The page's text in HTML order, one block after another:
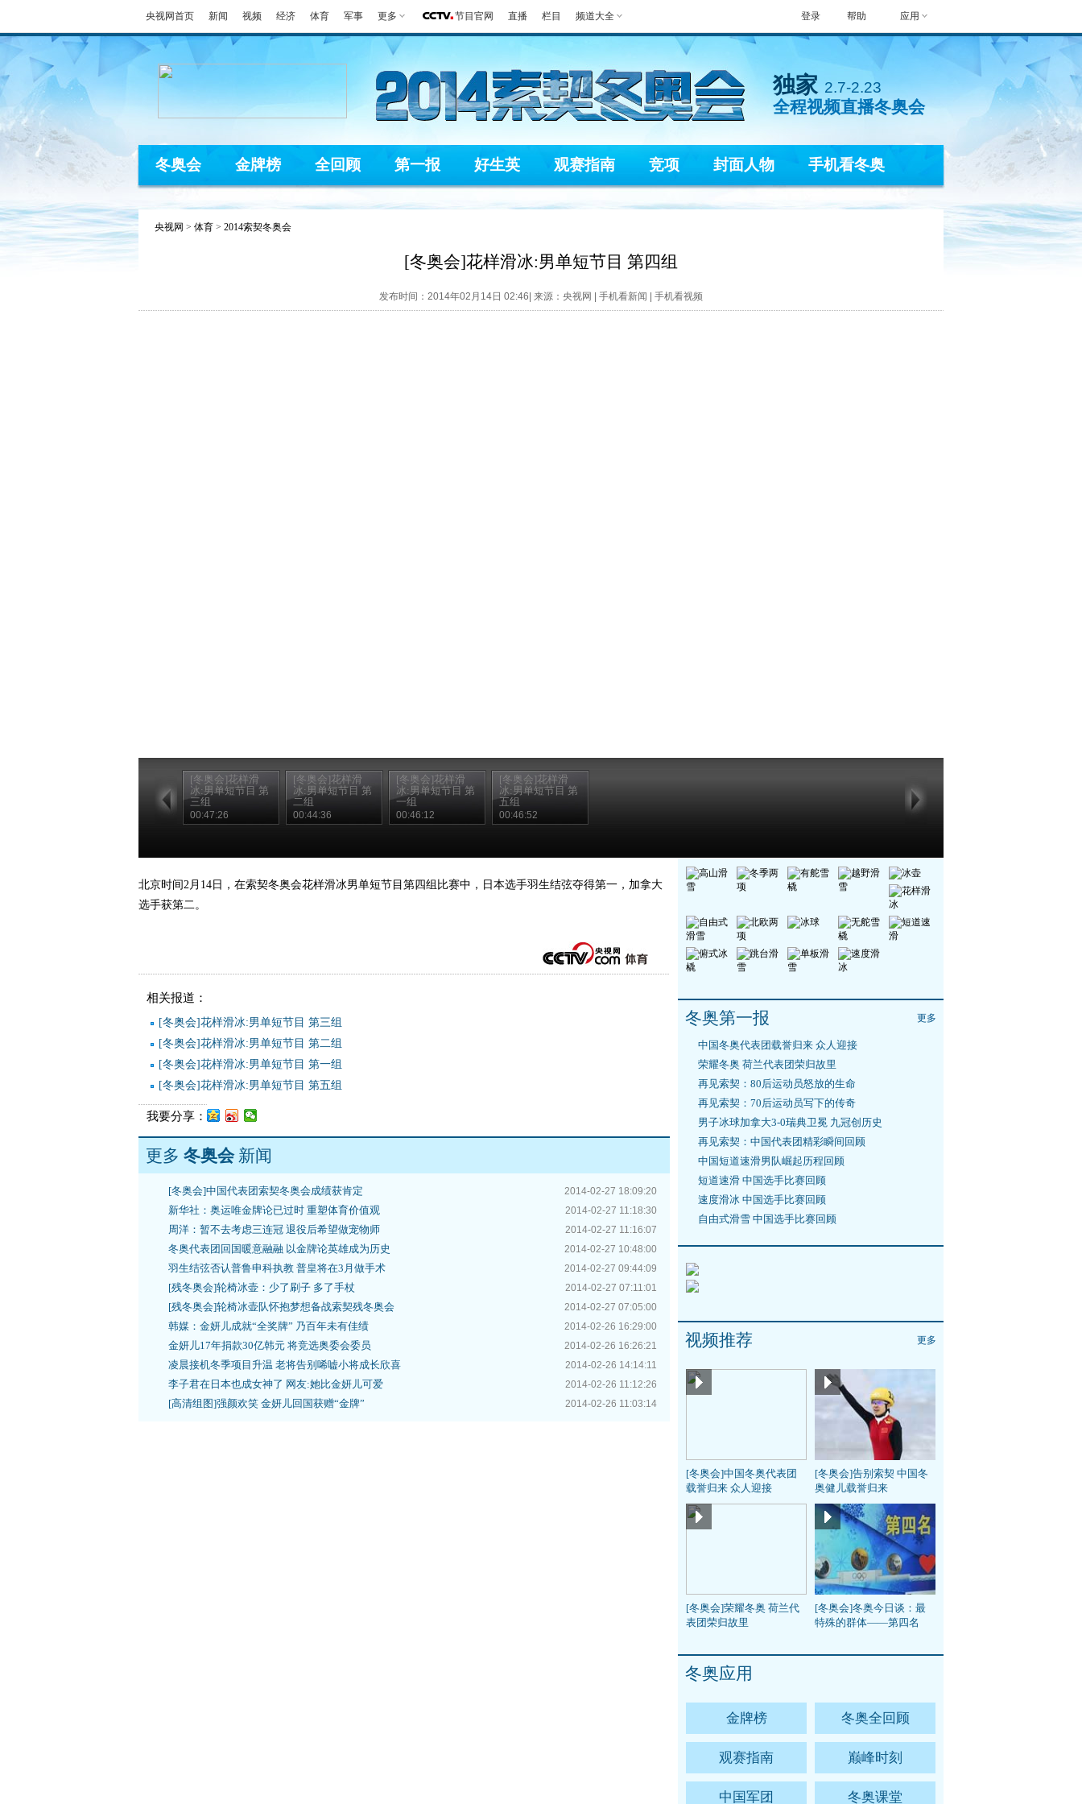
央视网首页 新闻 视频 经济 体育 军事 更多 节目官网 直播 栏目 频道大全 帮助 应用
登录
独家 2.7-2.23
全程视频直播冬奥会
冬奥会 金牌榜 全回顾 第一报 好生英 观赛指南 竞项 封面人物 手机看冬奥
央视网 > 体育 > 2014索契冬奥会
[冬奥会]花样滑冰:男单短节目 第四组
发布时间：2014年02月14日 02:46| 来源：央视网 | 手机看新闻 手机看视频
[冬奥会]花样滑
冰:男单短节目 第
三组
00:47:26
[冬奥会]花样滑
冰:男单短节目 第
二组
00:44:36
[冬奥会]花样滑
冰:男单短节目 第
一组
00:46:12
[冬奥会]花样滑
冰:男单短节目 第
五组
00:46:52
北京时间2月14日，在索契冬奥会花样滑冰男单短节目第四组比赛中，日本选手羽生结弦夺得第一，加拿大
选手获第二。
相关报道：
[冬奥会]花样滑冰:男单短节目 第三组
[冬奥会]花样滑冰:男单短节目 第二组
[冬奥会]花样滑冰:男单短节目 第一组
[冬奥会]花样滑冰:男单短节目 第五组
我要分享：
更多 冬奥会新闻
2014-02-27 18:09:20
[冬奥会]中国代表团索契冬奥会成绩获肯定
2014-02-27 11:18:30
新华社：奥运唯金牌论已过时 重塑体育价值观
2014-02-27 11:16:07
周洋：暂不去考虑三连冠 退役后希望做宠物师
2014-02-27 10:48:00
冬奥代表团回国暖意融融 以金牌论英雄成为历史
2014-02-27 09:44:09
羽生结弦否认普鲁申科执教 普皇将在3月做手术
2014-02-27 07:11:01
[残冬奥会]轮椅冰壶：少了刷子 多了手杖
2014-02-27 07:05:00
[残冬奥会]轮椅冰壶队怀抱梦想备战索契残冬奥会
2014-02-26 16:29:00
韩媒：金妍儿成就“全奖牌” 乃百年未有佳绩
2014-02-26 16:26:21
金妍儿17年捐款30亿韩元 将竞选奥委会委员
2014-02-26 14:14:11
凌晨接机冬季项目升温 老将告别唏嘘小将成长欣喜
2014-02-26 11:12:26
李子君在日本也成女神了 网友:她比金妍儿可爱
2014-02-26 11:03:14
[高清组图]强颜欢笑 金妍儿回国获赠“金牌”
冬奥第一报 更多
中国冬奥代表团载誉归来 众人迎接
荣耀冬奥 荷兰代表团荣归故里
再见索契：80后运动员怒放的生命
再见索契：70后运动员写下的传奇
男子冰球加拿大3-0瑞典卫冕 九冠创历史
再见索契：中国代表团精彩瞬间回顾
中国短道速滑男队崛起历程回顾
短道速滑 中国选手比赛回顾
速度滑冰 中国选手比赛回顾
自由式滑雪 中国选手比赛回顾
视频推荐 更多
[冬奥会]中国冬奥代表团
载誉归来 众人迎接
[冬奥会]告别索契 中国冬
奥健儿载誉归来
[冬奥会]荣耀冬奥 荷兰代
表团荣归故里
[冬奥会]冬奥今日谈：最
特殊的群体——第四名
冬奥应用
金牌榜 冬奥全回顾
观赛指南 巅峰时刻
中国军团 冬奥课堂